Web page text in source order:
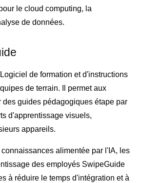
le cloud computing, la
de données.
Logiciel de formation et d'instructions
de terrain. Il permet aux
des guides pédagogiques étape par
d'apprentissage visuels,
appareils.
alimentée par l'IA, les
des employés SwipeGuide
à réduire le temps d'intégration et à